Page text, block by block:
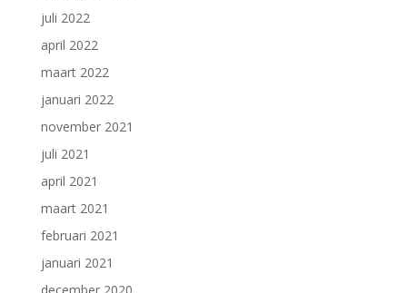
juli 2022
april 2022
maart 2022
januari 2022
november 2021
juli 2021
april 2021
maart 2021
februari 2021
januari 2021